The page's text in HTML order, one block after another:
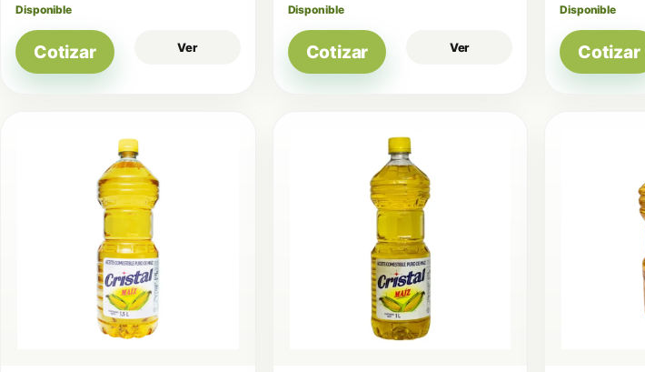
Disponible
Cotizar Ver
Disponible
Cotizar Ver
Disponible
Cotizar